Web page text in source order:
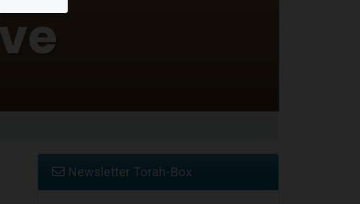
Newsletter Torah-Box